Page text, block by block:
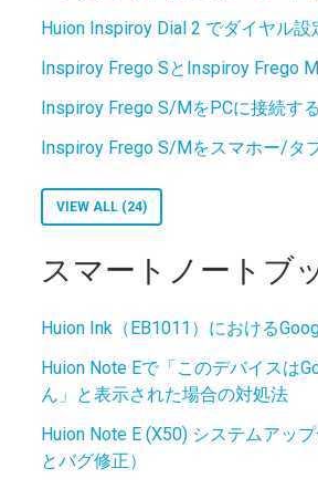
Huion Inspiroy Dial 2 でダイヤル設
Inspiroy Frego SとInspiroy Frego
Inspiroy Frego S/MをPCに接続す
Inspiroy Frego S/Mをスマホー/タ
VIEW ALL (24)
スマートノートブ
Huion Ink（EB1011）における
Huion Note Eで「このデバイスは
ん」と表示された場合の対処法
Huion Note E (X50) システムアッ
とバグ修正）